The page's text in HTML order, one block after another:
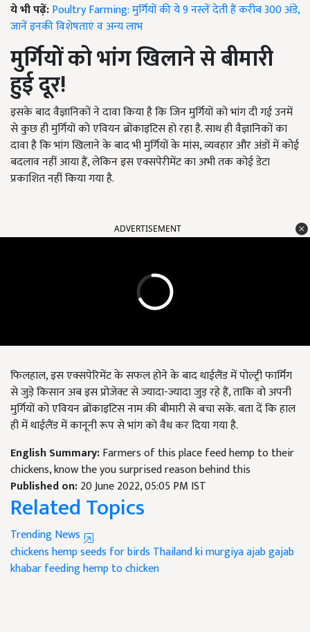
ये भी पढ़ें:Poultry Farming: मुर्गियों की ये 9 नस्लें देती हैं करीब 300 अंडे,
जानें इनकी विशेषताएं व अन्य लाभ
मुर्गियों को भांग खिलाने से बीमारी
हुई दूर!
इसके बाद वैज्ञानिकों ने दावा किया है कि जिन मुर्गियों को भांग दी गई उनमें
से कुछ ही मुर्गियों को एवियन ब्रोंकाइटिस हो रहा है. साथ ही वैज्ञानिकों का
दावा है कि भांग खिलाने के बाद भी मुर्गियों के मांस, व्यवहार और अंडों में कोई
बदलाव नहीं आया हैं, लेकिन इस एक्सपेरीमेंट का अभी तक कोई डेटा
प्रकाशित नहीं किया गया है.
ADVERTISEMENT
फिलहाल, इस एक्सपेरिमेंट के सफल होने के बाद थाईलैंड में पोल्ट्री फार्मिंग
से जुड़े किसान अब इस प्रोजेक्ट से ज्यादा-ज्यादा जुड़ रहे हैं, ताकि वो अपनी
मुर्गियों को एवियन ब्रोंकाइटिस नाम की बीमारी से बचा सकें. बता दें कि हाल
ही में थाईलैंड में कानूनी रूप से भांग को वैध कर दिया गया है.
English Summary:Farmers of this place feed hemp to their
chickens, know the you surprised reason behind this
Published on:20 June 2022, 05:05 PM IST
Related Topics
Trending News
chickenshemp seeds for birds Thailand ki murgiyaajab gajab
khabarfeeding hemp to chicken